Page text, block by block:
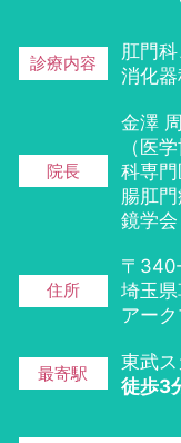
診療内容
肛門
消化器
院長
金澤 周
（医
科専
腸肛
鏡学会
住所
〒
埼玉
アー
最寄駅
東武
徒歩3